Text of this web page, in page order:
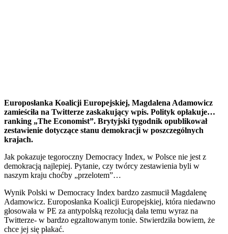
Europosłanka Koalicji Europejskiej, Magdalena Adamowicz
zamieściła na Twitterze zaskakujący wpis. Polityk opłakuje…
ranking „The Economist”. Brytyjski tygodnik opublikował
zestawienie dotyczące stanu demokracji w poszczególnych
krajach.
Jak pokazuje tegoroczny Democracy Index, w Polsce nie jest z
demokracją najlepiej. Pytanie, czy twórcy zestawienia byli w
naszym kraju choćby „przelotem”…
Wynik Polski w Democracy Index bardzo zasmucił Magdalenę
Adamowicz. Europosłanka Koalicji Europejskiej, która niedawno
głosowała w PE za antypolską rezolucją dała temu wyraz na
Twitterze- w bardzo egzaltowanym tonie. Stwierdziła bowiem, że
chce jej się płakać.